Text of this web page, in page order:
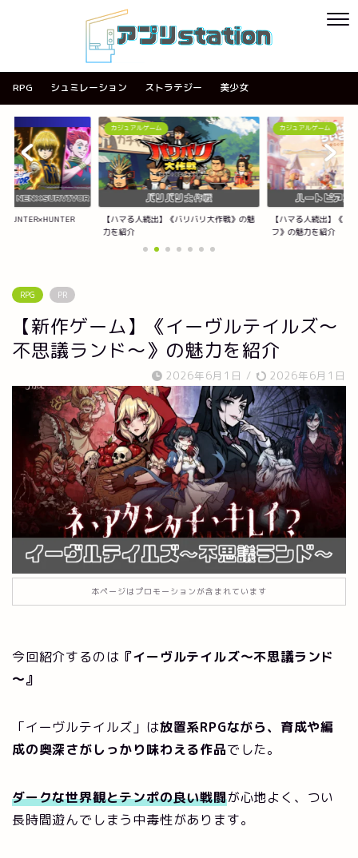
RPG シュミレーション ストラテジー 美少女
】《バリバリ大作戦》の魅
カジュアルゲーム
【ハマる人続出】《ハートピアスローライ
フ》の魅力を紹介
カジュアルゲーム
【ハマる人続出】
紹介
RPG PR
【新作ゲーム】《イーヴルテイルズ～
不思議ランド～》の魅力を紹介
2026年6月1日 / 2026年6月1日
本ページはプロモーションが含まれています
今回紹介するのは 『イーヴルテイルズ～不思議ランド
～』
「イーヴルテイルズ」は放置系RPGながら、育成や編
成の奥深さがしっかり味わえる作品でした。
ダークな世界観とテンポの良い戦闘が心地よく、つい
長時間遊んでしまう中毒性があります。